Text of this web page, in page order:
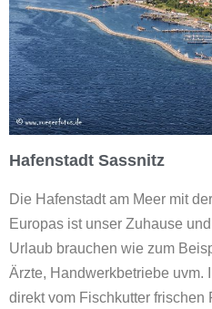
Hafenstadt Sassnitz
Die Hafenstadt am Meer mit
Europas ist unser Zuhause
Urlaub brauchen wie zum
Ärzte, Handwerkbetriebe uvm.
direkt vom Fischkutter frischen